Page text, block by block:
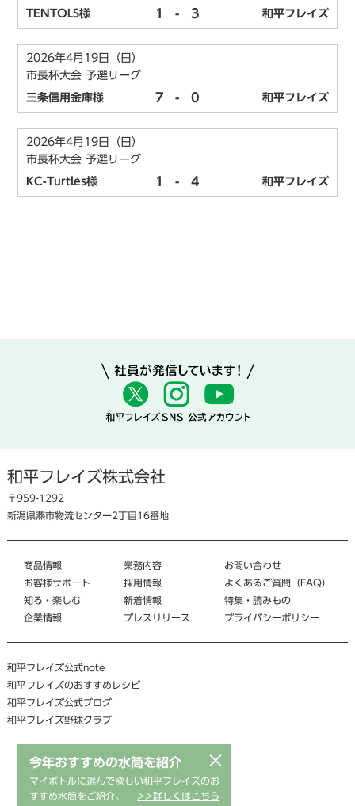
TENTOLS様 1 - 3 和平フレイズ
2026年4月19日（日）
市長杯大会 予選リーグ
三条信用金庫様 7 - 0 和平フレイズ
2026年4月19日（日）
市長杯大会 予選リーグ
KC-Turtles様 1 - 4 和平フレイズ
和平フレイズ株式会社
〒959-1292
新潟県燕市物流センター2丁目16番地
商品情報
お客様サポート
知る・楽しむ
企業情報
業務内容
採用情報
新着情報
プレスリリース
お問い合わせ
よくあるご質問（FAQ）
特集・読みもの
プライバシーポリシー
和平フレイズ公式note
和平フレイズのおすすめレシピ
和平フレイズ公式ブログ
和平フレイズ野球クラブ
×
今年おすすめの水筒を紹介
マイボトルに選んで欲しい和平フレイズのお
すすめ水筒をご紹介。
>>詳しくはこちら